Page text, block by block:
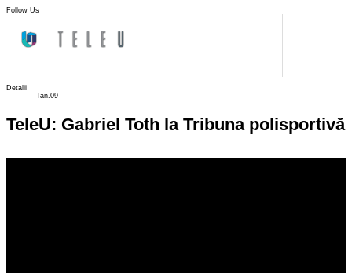
Follow Us
Detalii
Ian.09
TeleU: Gabriel Toth la Tribuna polisportivă